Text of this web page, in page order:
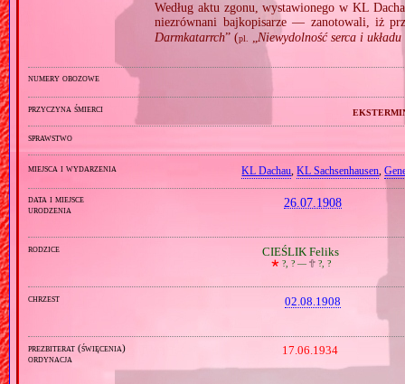
Według aktu zgonu, wystawionego w KL
niezrównani bajkopisarze — zanotowali, iż
Darmkatarrch” (pl. „Niewydolność serca i
numery obozowe
przyczyna śmierci
sprawstwo
miejsca i wydarzenia KL Dachau,KL Sachsenhausen,
data i miejsce
urodzenia
26.07.1908
rodzice CIEŚLIK Feliks
🞲 ?, ? — 🕆?, ?
chrzest 02.08.1908
prezbiterat (święcenia)
ordynacja
17.06.1934